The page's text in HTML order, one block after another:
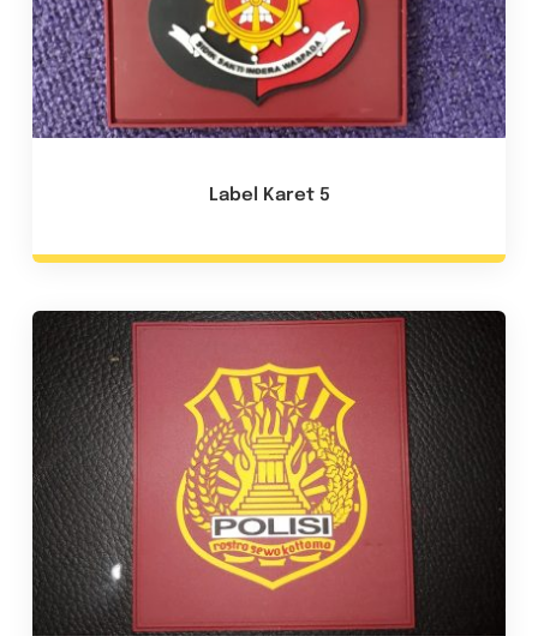
Label Karet 5